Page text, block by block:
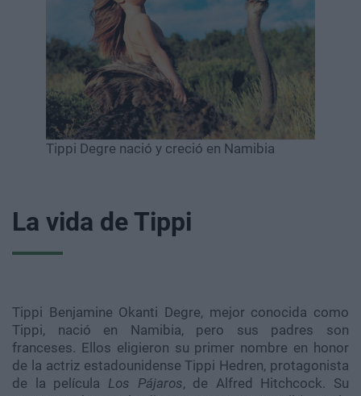
Tippi Degre nació y creció en Namibia
La vida de Tippi
Tippi Benjamine Okanti Degre, mejor conocida como
Tippi, nació en Namibia, pero sus padres son
franceses. Ellos eligieron su primer nombre en honor
de la actriz estadounidense Tippi Hedren, protagonista
de la película Los Pájaros, de Alfred Hitchcock. Su